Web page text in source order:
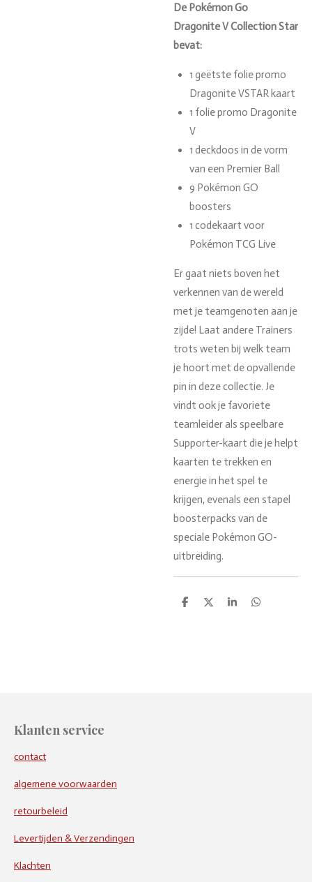
De Pokémon Go
Dragonite V Collection Star
bevat:
1 geëtste folie promo
Dragonite VSTAR kaart
1 folie promo Dragonite
V
1 deckdoos in de vorm
van een Premier Ball
9 Pokémon GO
boosters
1 codekaart voor
Pokémon TCG Live
Er gaat niets boven het
verkennen van de wereld
met je teamgenoten aan je
zijde! Laat andere Trainers
trots weten bij welk team
je hoort met de opvallende
pin in deze collectie. Je
vindt ook je favoriete
teamleider als speelbare
Supporter-kaart die je helpt
kaarten te trekken en
energie in het spel te
krijgen, evenals een stapel
boosterpacks van de
speciale Pokémon GO-
uitbreiding.
D
D
S
D
Klanten service
contact
algemene voorwaarden
retourbeleid
Levertijden & Verzendingen
Klachten